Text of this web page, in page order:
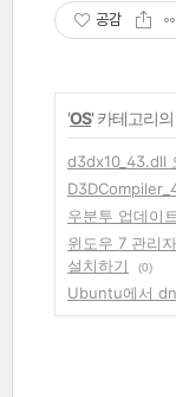
공감
'OS' 카테고리
d3dx10_43.dll
우분투 업데이
윈도우 7 관리
설치하기
(0)
Ubuntu에서